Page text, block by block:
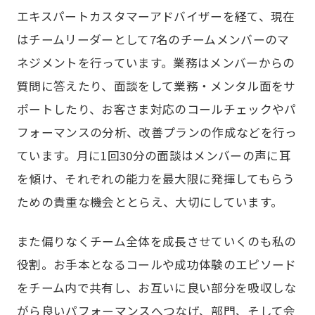
エキスパートカスタマーアドバイザーを経て、現在
はチームリーダーとして7名のチームメンバーのマ
ネジメントを行っています。業務はメンバーからの
質問に答えたり、面談をして業務・メンタル面をサ
ポートしたり、お客さま対応のコールチェックやパ
フォーマンスの分析、改善プランの作成などを行っ
ています。月に1回30分の面談はメンバーの声に耳
を傾け、それぞれの能力を最大限に発揮してもらう
ための貴重な機会ととらえ、大切にしています。
また偏りなくチーム全体を成長させていくのも私の
役割。お手本となるコールや成功体験のエピソード
をチーム内で共有し、お互いに良い部分を吸収しな
がら良いパフォーマンスへつなげ、部門、そして会